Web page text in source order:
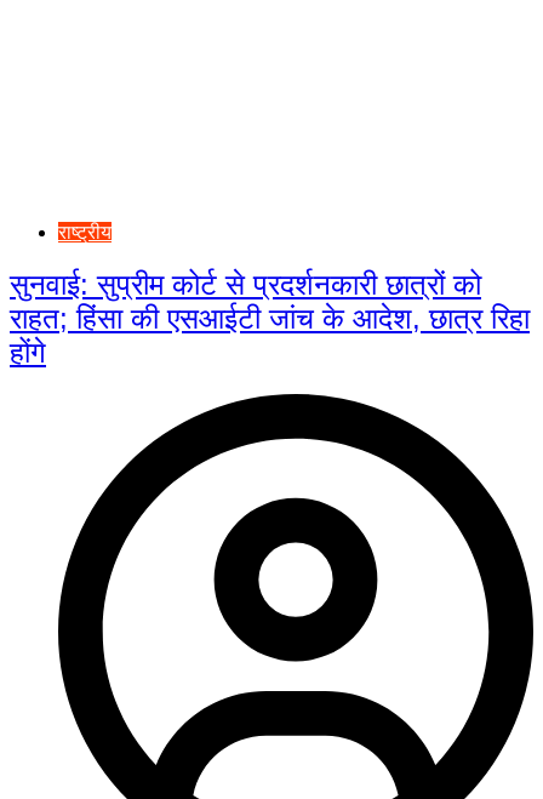
राष्ट्रीय
सुनवाई: सुप्रीम कोर्ट से प्रदर्शनकारी छात्रों को
राहत; हिंसा की एसआईटी जांच के आदेश, छात्र रिहा
होंगे